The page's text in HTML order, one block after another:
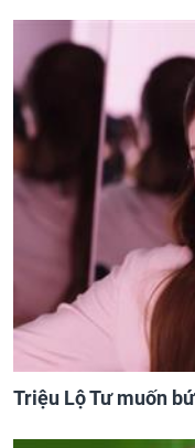
Triệu Lộ Tư muốn